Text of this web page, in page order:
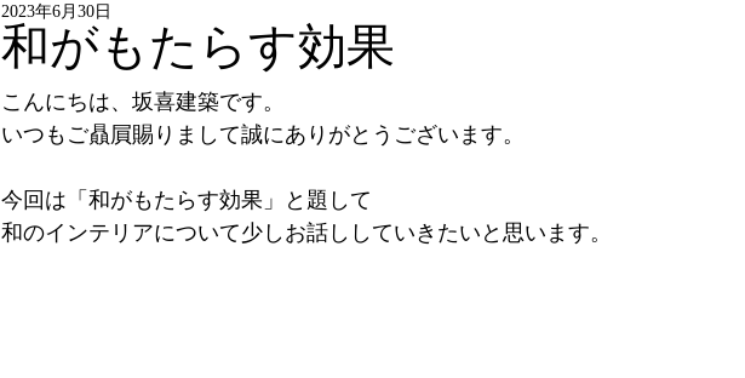
和がもたらす効果
2023年6月30日
こんにちは、坂喜建築です。
いつもご贔屓賜りまして誠にありがとうございます。
今回は「和がもたらす効果」と題して
和のインテリアについて少しお話ししていきたいと思います。